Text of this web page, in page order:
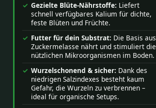
Gezielte Blüte-Nährstoffe: Liefert
schnell verfügbares Kalium für dichte,
feste Blüten und Früchte.
Futter für dein Substrat: Die Basis aus
Zuckermelasse nährt und stimuliert die
nützlichen Mikroorganismen im Boden.
Wurzelschonend & sicher: Dank des
niedrigen Salzindexes besteht kaum
Gefahr, die Wurzeln zu verbrennen –
ideal für organische Setups.